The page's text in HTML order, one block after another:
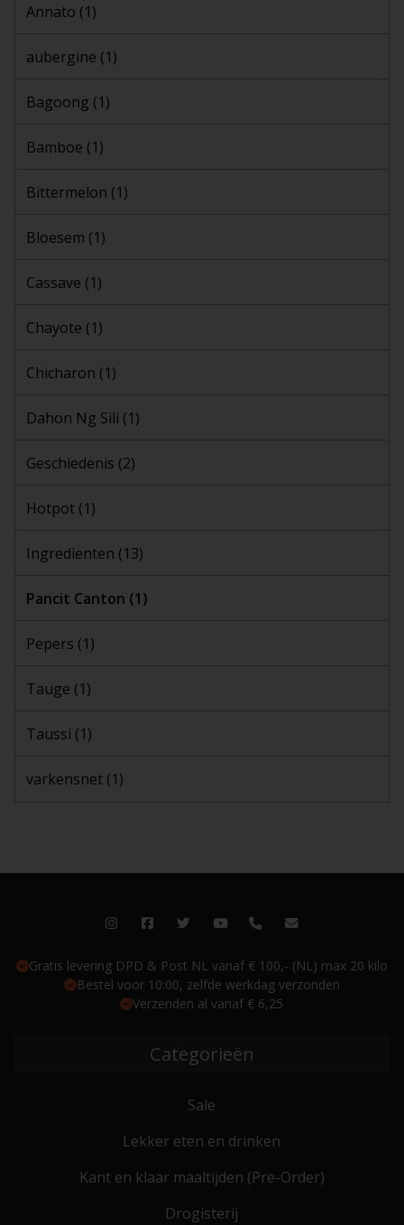
Annato (1)
aubergine (1)
Bagoong (1)
Bamboe (1)
Bittermelon (1)
Bloesem (1)
Cassave (1)
Chayote (1)
Chicharon (1)
Dahon Ng Sili (1)
Geschiedenis (2)
Hotpot (1)
Ingredienten (13)
Pancit Canton (1)
Pepers (1)
Tauge (1)
Taussi (1)
varkensnet (1)
Gratis levering DPD & Post NL vanaf € 100,- (NL) max 20 kilo
Bestel voor 10:00, zelfde werkdag verzonden
Verzenden al vanaf € 6,25
Categorieën
Sale
Lekker eten en drinken
Kant en klaar maaltijden (Pre-Order)
Drogisterij